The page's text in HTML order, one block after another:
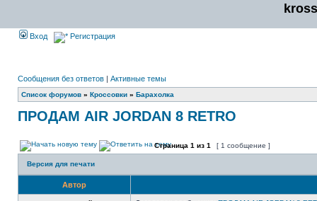
Вход Регистрация
Сообщения без ответов | Активные темы
Список форумов » Кроссовки » Барахолка
ПРОДАМ AIR JORDAN 8 RETRO
Страница 1 из 1 [ 1 сообщение ]
Версия для печати
Автор